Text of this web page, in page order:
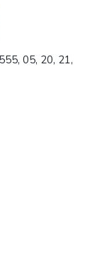
05, 20, 21,